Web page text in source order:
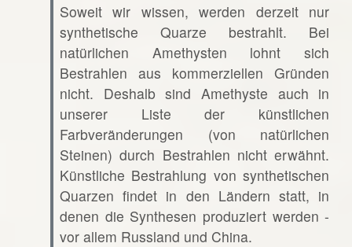
Soweit wir wissen, werden derzeit nur
synthetische Quarze bestrahlt. Bei
natürlichen Amethysten lohnt sich
Bestrahlen aus kommerziellen Gründen
nicht. Deshalb sind Amethyste auch in
unserer Liste der künstlichen
Farbveränderungen (von natürlichen
Steinen) durch Bestrahlen nicht erwähnt.
Künstliche Bestrahlung von synthetischen
Quarzen findet in den Ländern statt, in
denen die Synthesen produziert werden -
vor allem Russland und China.